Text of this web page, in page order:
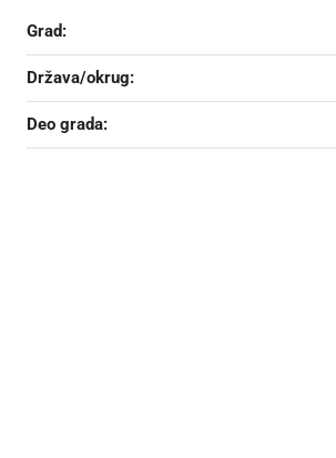
Grad:
Država/okrug:
Deo grada: